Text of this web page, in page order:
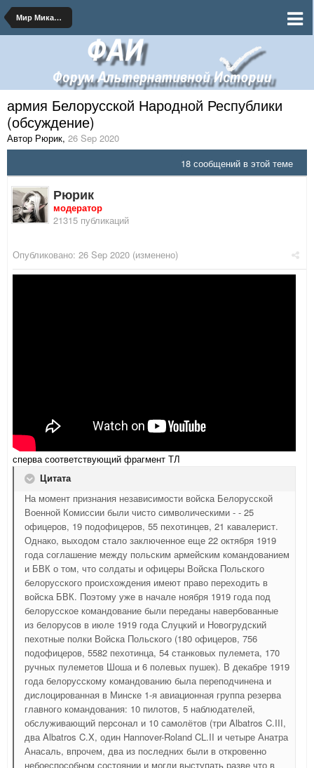
Мир Микашевичского Мира
армия Белорусской Народной Республики
(обсуждение)
Автор Рюрик, 26 Sep 2020
18 сообщений в этой теме
Рюрик
модератор
21315 публикаций
Опубликовано: 26 Sep 2020 (изменено)
сперва соответствующий фрагмент ТЛ
Цитата
На момент признания независимости войска Белорусской
Военной Комиссии были чисто символическими - - 25
офицеров, 19 подофицеров, 55 пехотинцев, 21 кавалерист.
Однако, выходом стало заключенное еще 22 октября 1919
года соглашение между польским армейским командованием
и БВК о том, что солдаты и офицеры Войска Польского
белорусского происхождения имеют право переходить в
войска БВК. Поэтому уже в начале ноября 1919 года под
белорусское командование были переданы навербованные
из белорусов в июле 1919 года Слуцкий и Новогрудский
пехотные полки Войска Польского (180 офицеров, 756
подофицеров, 5582 пехотинца, 54 станковых пулемета, 170
ручных пулеметов Шоша и 6 полевых пушек). В декабре 1919
года белорусскому командованию была переподчинена и
дислоцированная в Минске 1-я авиационная группа резерва
главного командования: 10 пилотов, 5 наблюдателей,
обслуживающий персонал и 10 самолётов (три Albatros C.III,
два Albatros C.X, один Hannover-Roland CL.II и четыре Анатра
Анасаль, впрочем, два из последних были в откровенно
небоеспособном состоянии и могли выступать разве что в